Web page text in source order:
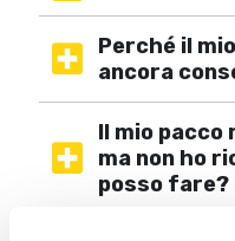
Perché il
ancora
Il mio
ma non ho
posso fare?